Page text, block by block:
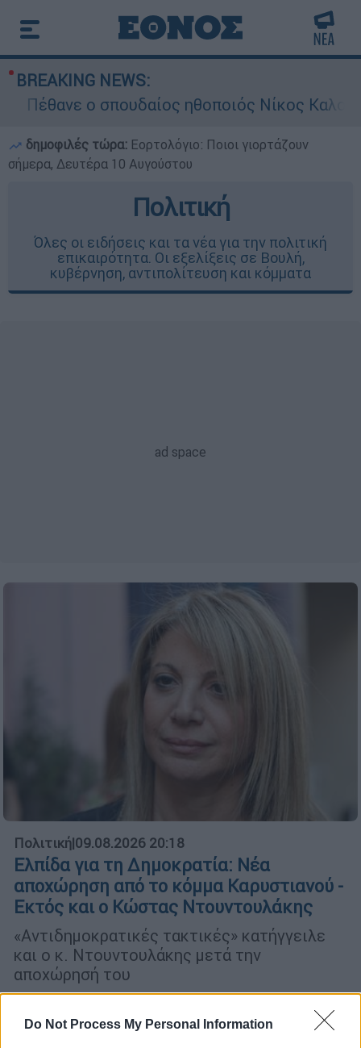
Do Not Process My Personal Information
BREAKING NEWS:
Πέθανε ο σπουδαίος ηθοποιός Νίκος
δημοφιλές τώρα: Εορτολόγιο: Ποιοι γιορτάζουν
σήμερα, Δευτέρα 10 Αυγούστου
Πολιτική
Όλες οι ειδήσεις και τα νέα για την πολιτική
επικαιρότητα. Οι εξελίξεις σε Βουλή,
κυβέρνηση, αντιπολίτευση και κόμματα
Πολιτική|09.08.2026 20:18
Ελπίδα για τη Δημοκρατία: Νέα
αποχώρηση από το κόμμα Καρυστιανού -
Εκτός και ο Κώστας Ντουντουλάκης
«Αντιδημοκρατικές τακτικές» κατήγγειλε
και ο κ. Ντουντουλάκης μετά την
αποχώρησή του